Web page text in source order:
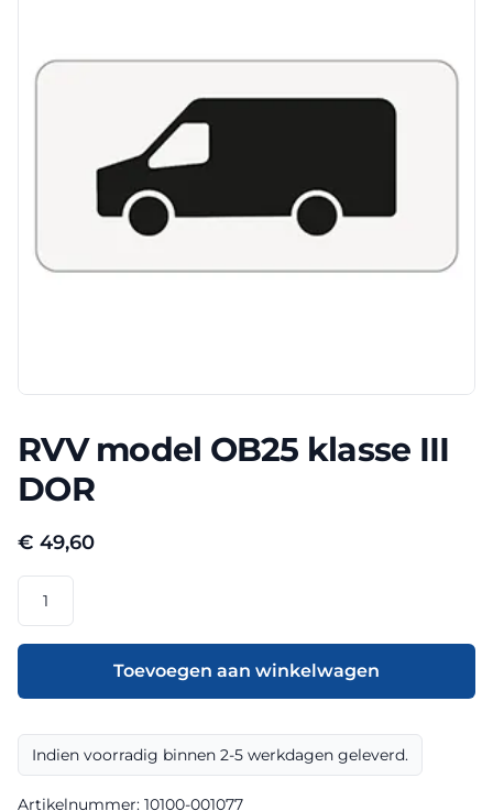
RVV model OB25 klasse III
DOR
€ 49,60
model
OB25
III
aantal
Toevoegen aan winkelwagen
Indien voorradig binnen 2-5 werkdagen geleverd.
Artikelnummer: 10100-001077